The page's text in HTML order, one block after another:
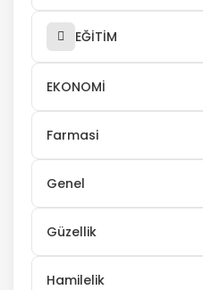
EĞİTİM
EKONOMİ
Farmasi
Genel
Güzellik
Hamilelik